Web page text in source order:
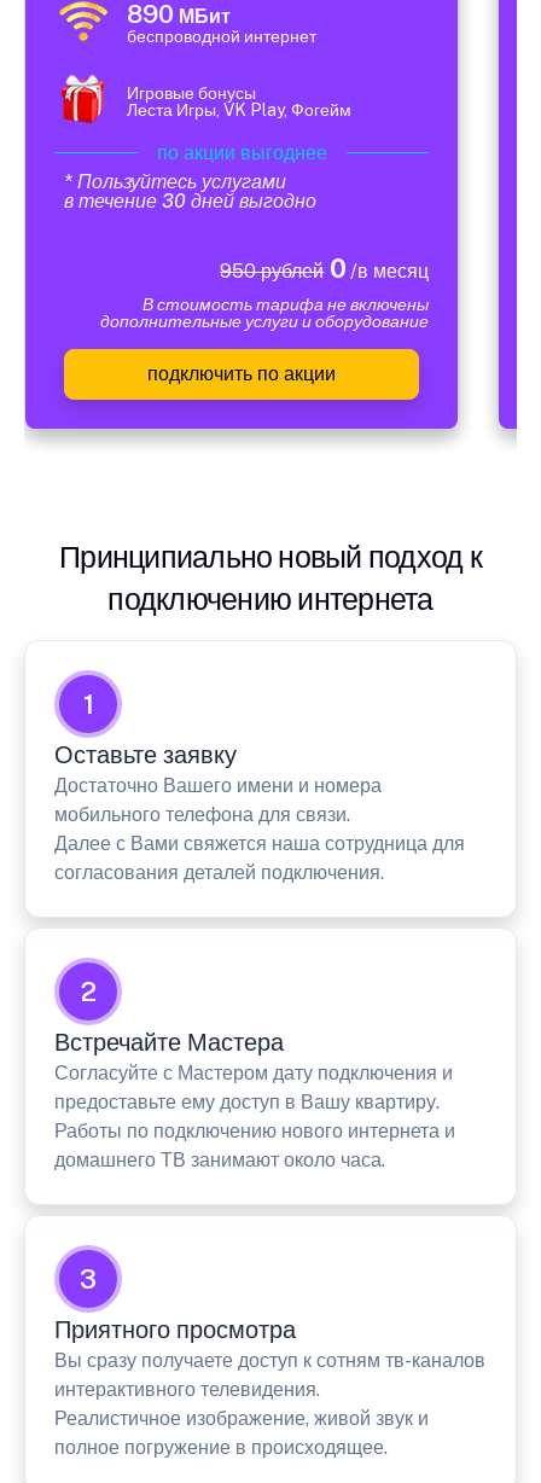
890 МБит
беспроводной интернет
Игровые бонусы
Леста Игры, VK Play, Фогейм
по акции выгоднее
* Пользуйтесь услугами
в течение 30 дней выгодно
950 рублей0 /в месяц
В стоимость тарифа не включены
дополнительные услуги и оборудование
подключить по акции
Принципиально новый подход к
подключению интернета
1
Оставьте заявку
Достаточно Вашего имени и номера
мобильного телефона для связи.
Далее с Вами свяжется наша сотрудница для
согласования деталей подключения.
2
Встречайте Мастера
Согласуйте с Мастером дату подключения и
предоставьте ему доступ в Вашу квартиру.
Работы по подключению нового интернета и
домашнего ТВ занимают около часа.
3
Приятного просмотра
Вы сразу получаете доступ к сотням тв-каналов
интерактивного телевидения.
Реалистичное изображение, живой звук и
полное погружение в происходящее.